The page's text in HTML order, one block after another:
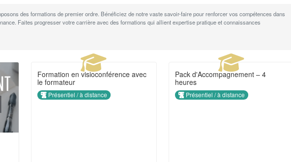
des formations de premier ordre. Bénéficiez de notre vaste savoir-faire pour renforcer vos compétences dans
Faites progresser votre carrière avec des formations qui allient expertise pratique et connaissances
Formation en visioconférence avec
le formateur
Présentiel / à distance
Pack d'Accompagnement – 4
heures
Présentiel / à distance